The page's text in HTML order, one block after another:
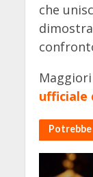
che
ufficiale